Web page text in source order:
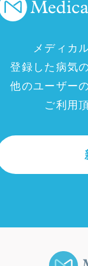
メディカ
登録した病気
他のユーザー
ご利用